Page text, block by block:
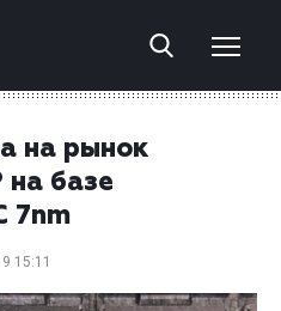
на рынок
на базе
7nm
15:11